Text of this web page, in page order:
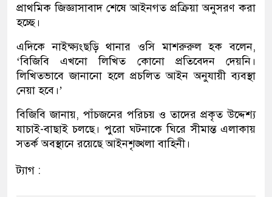
প্রাথমিক জিজ্ঞাসাবাদ শেষে আইনগত প্রক্রিয়া অনুসরণ করা
হচ্ছে।
এদিকে নাইক্ষ্যংছড়ি থানার ওসি মাশরুরুল হক বলেন,
‘বিজিবি এখনো লিখিত কোনো প্রতিবেদন দেয়নি।
লিখিতভাবে জানানো হলে প্রচলিত আইন অনুযায়ী ব্যবস্থা
নেয়া হবে।’
বিজিবি জানায়, পাঁচজনের পরিচয় ও তাদের প্রকৃত উদ্দেশ্য
যাচাই-বাছাই চলছে। পুরো ঘটনাকে ঘিরে সীমান্ত এলাকায়
সতর্ক অবস্থানে রয়েছে আইনশৃঙ্খলা বাহিনী।
ট্যাগ :